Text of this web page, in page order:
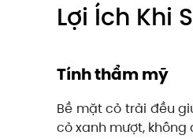
Lợi Ích Khi
Tính thẩm mỹ
Bề mặt cỏ trải đều
cỏ xanh mượt,